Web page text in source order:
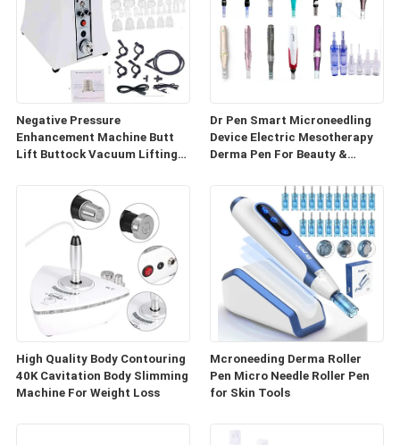
Negative Pressure
Enhancement Machine Butt
Lift Buttock Vacuum Lifting
Enlargement Machine
Dr Pen Smart Microneedling
Device Electric Mesotherapy
Derma Pen For Beauty &
High Quality Body Contouring
40K Cavitation Body Slimming
Machine For Weight Loss
Mcroneeding Derma Roller
Pen Micro Needle Roller Pen
for Skin Tools